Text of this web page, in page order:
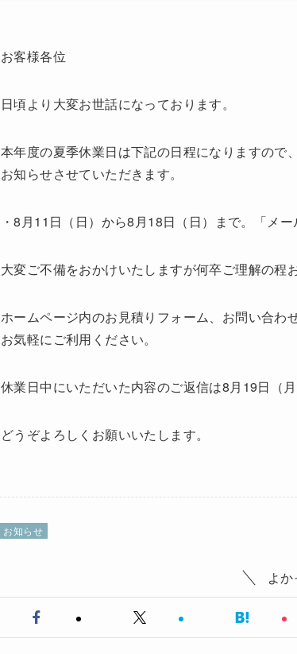
お客様各位
日頃より大変お世話になっております。
本年度の夏季休業日は下記の日程になりますので、
お知らせさせていただきます。
・8月11日（日）から8月18日（日）まで。「メ
大変ご不備をおかけいたしますが何卒ご理解の程
ホームページ内のお見積りフォーム、お問い合
お気軽にご利用ください。
休業日中にいただいた内容のご返信は8月19日（
どうぞよろしくお願いいたします。
お知らせ
よ